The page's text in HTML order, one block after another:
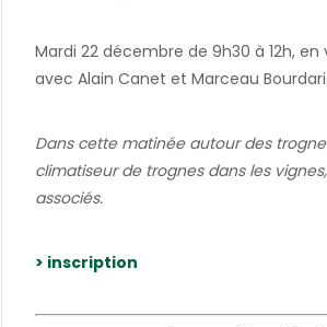
Mardi 22 décembre de 9h30 à 12h,
avec Alain Canet et Marceau
Dans cette matinée autour des
climatiseur de trognes dans les
associés.
> inscription